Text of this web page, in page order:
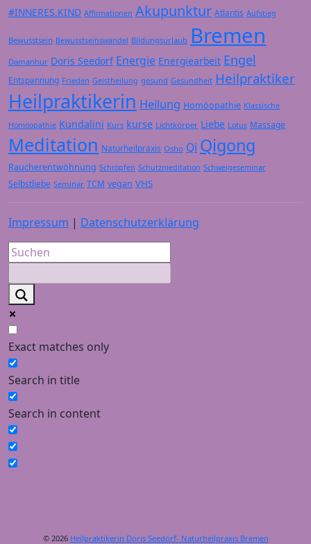
#INNERES.KIND Affirmationen Akupunktur Atlantis Aufstieg
Bewusstsein Bewusstseinswandel Bildungsurlaub Bremen
Damanhur Doris Seedorf Energie Energiearbeit Engel
Entspannung Frieden Geistheilung gesund Gesundheit Heilpraktiker
Heilpraktikerin Heilung Homöopathie Klassische
Homöopathie Kundalini Kurs kurse Lichtkörper Liebe Lotus Massage
Meditation Naturheilpraxis Osho Qi Qigong
Raucherentwöhnung Schröpfen Schutzmeditation Schweigeseminar
Selbstliebe Seminar TCM vegan VHS
Impressum | Datenschutzerklärung
Exact matches only
Search in title
Search in content
© 2026 Heilpraktikerin Doris Seedorf- Naturheilpraxis Bremen